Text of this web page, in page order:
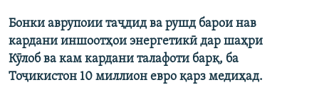
Бонки аврупоии таҷдид ва рушд барои нав
кардани иншоотҳои энергетикӣ дар шаҳри
Кӯлоб ва кам кардани талафоти барқ, ба
Тоҷикистон 10 миллион евро қарз медиҳад.